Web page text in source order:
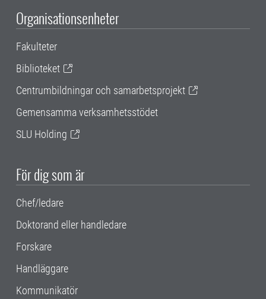
Organisationsenheter
Fakulteter
Biblioteket
Centrumbildningar och samarbetsprojekt
Gemensamma verksamhetsstödet
SLU Holding
För dig som är
Chef/ledare
Doktorand eller handledare
Forskare
Handläggare
Kommunikatör